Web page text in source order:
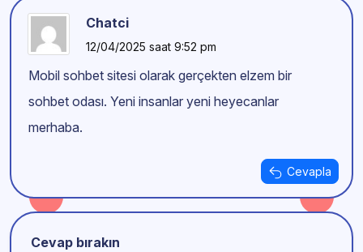
Chatci
12/04/2025 saat 9:52 pm
Mobil sohbet sitesi olarak gerçekten elzem bir
sohbet odası. Yeni insanlar yeni heyecanlar
merhaba.
Cevapla
Cevap bırakın